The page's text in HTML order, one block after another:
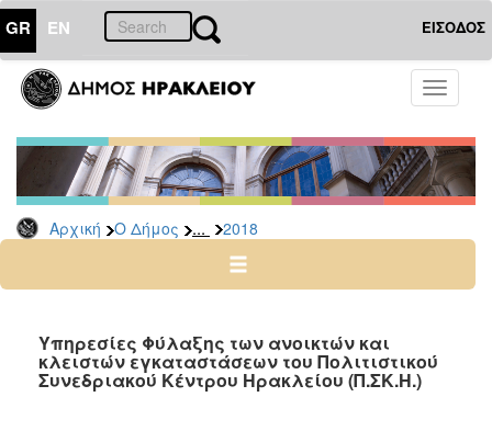
GR EN ΕΙΣΟΔΟΣ
Toggle
Αρχική Ο Δήμος ... 2018
ΔΗΜΟΣ
Διακηρύξεις
Δημοπρασίες
Αρχείο
2025
2023
2022
Υπηρεσίες Φύλαξης των ανοικτών και
κλειστών εγκαταστάσεων του Πολιτιστικού
Συνεδριακού Κέντρου Ηρακλείου (Π.ΣΚ.Η.)